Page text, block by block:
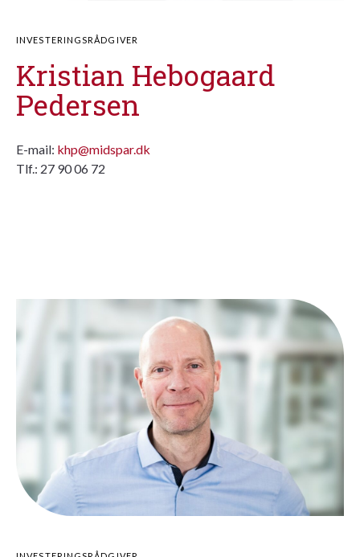
INVESTERINGSRÅDGIVER
Kristian Hebogaard
Pedersen
E-mail: khp@midspar.dk
Tlf.: 27 90 06 72